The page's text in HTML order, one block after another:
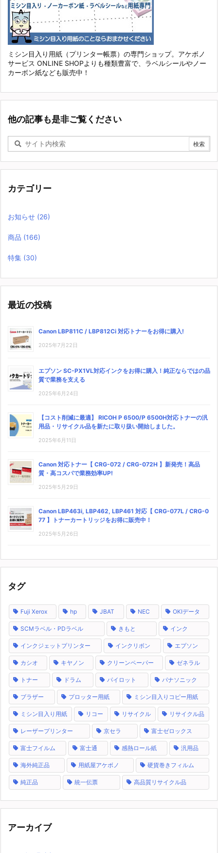
ミシン目入り用紙（プリンター帳票）の専門ショップ。アケボノ
サービス ONLINE SHOPよりも種類豊富で、ラベルシールやノー
カーボン紙なども販売中！
他の記事も是非ご覧ください
カテゴリー
お知らせ (26)
商品 (166)
特集 (30)
最近の投稿
Canon LBP811C / LBP812Ci 対応トナーをお得に購入!
2025年7月22日
エプソン SC-PX1VL対応インクをお得に購入！純正ならではの品
質で業務を支える
2025年6月24日
【コスト削減に最適】 RICOH P 6500/P 6500H対応トナーの汎
用品・リサイクル品を新たに取り扱い開始しました。
2025年6月11日
Canon 対応トナー【 CRG-072 / CRG-072H 】新発売！高品
質・高コスパで業務効率UP!
2025年5月29日
Canon LBP463i, LBP462, LBP461 対応【 CRG-077L / CRG-0
77 】トナーカートリッジをお得に販売中！
2025年5月26日
タグ
Fuji Xerox hp JBAT NEC OKIデータ
SCMラベル・PDラベル きもと インク
インクジェットプリンター インクリボン エプソン
カシオ キヤノン クリーンペーパー ゼネラル
トナー ドラム パイロット パナソニック
ブラザー プロッター用紙 ミシン目入りコピー用紙
ミシン目入り用紙 リコー リサイクル リサイクル品
レーザープリンター 京セラ 富士ゼロックス
富士フイルム 富士通 感熱ロール紙 汎用品
海外純正品 用紙屋アケボノ 硬貨巻きフィルム
純正品 統一伝票 高品質リサイクル品
アーカイブ